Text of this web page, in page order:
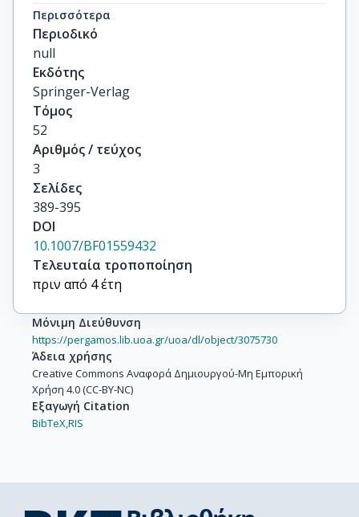
Evans, D.
French, B.R.
Ghidini, B.
Girone, M.
Jacholkowski, A.
Kinson, J.B.
Kirk, A.
Knudson, K.
Lenti, V.
Manzari, V.
Navach, F.
Palano, A.
Quercigh, E.
Sené, M.
Vassiliadis, G.
Baillie, O.V.
Votruba, M.F.
Περισσότερα
Περιοδικό
null
Εκδότης
Springer-Verlag
Τόμος
52
Αριθμός / τεύχος
3
Σελίδες
389-395
DOI
10.1007/BF01559432
Τελευταία τροποποίηση
πριν από 4 έτη
Μόνιμη Διεύθυνση
https://pergamos.lib.uoa.gr/uoa/dl/object/3075730
Άδεια χρήσης
Creative Commons Αναφορά Δημιουργού-Μη Εμπορική
Χρήση 4.0 (CC-BY-NC)
Εξαγωγή Citation
BibTeX,RIS